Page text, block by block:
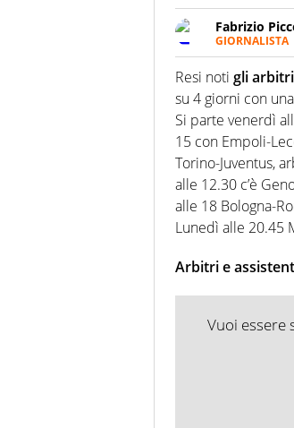
Fabrizio
GIORNALISTA
Nella sua
agenzie e
Resi noti gli arbitri
su 4 giorni con
Si parte venerdì
15 con Empoli-
Torino-Juventus,
alle 12.30 c’è
alle 18 Bologna-
Lunedì alle 20.45
Arbitri e
Vuoi essere